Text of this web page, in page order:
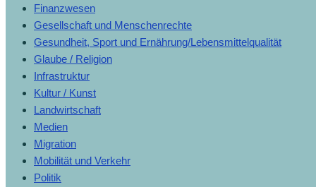
Finanzwesen
Gesellschaft und Menschenrechte
Gesundheit, Sport und Ernährung/Lebensmittelqualität
Glaube / Religion
Infrastruktur
Kultur / Kunst
Landwirtschaft
Medien
Migration
Mobilität und Verkehr
Politik